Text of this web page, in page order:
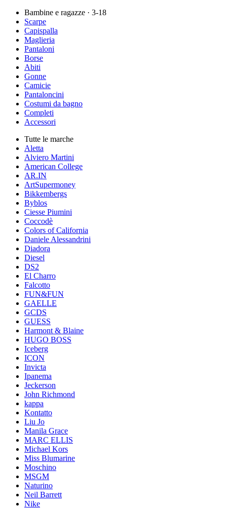
Bambine e ragazze · 3-18
Scarpe
Capispalla
Maglieria
Pantaloni
Borse
Abiti
Gonne
Camicie
Pantaloncini
Costumi da bagno
Completi
Accessori
Tutte le marche
Aletta
Alviero Martini
American College
AR.IN
ArtSupermoney
Bikkembergs
Byblos
Ciesse Piumini
Coccodè
Colors of California
Daniele Alessandrini
Diadora
Diesel
DS2
El Charro
Falcotto
FUN&FUN
GAELLE
GCDS
GUESS
Harmont & Blaine
HUGO BOSS
Iceberg
ICON
Invicta
Ipanema
Jeckerson
John Richmond
kappa
Kontatto
Liu Jo
Manila Grace
MARC ELLIS
Michael Kors
Miss Blumarine
Moschino
MSGM
Naturino
Neil Barrett
Nike